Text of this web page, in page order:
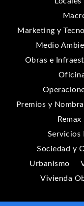
Marketing y
Medio
Obras e
Premios y
Remax
Servicios
Sociedad y
Urbanismo
Vivienda